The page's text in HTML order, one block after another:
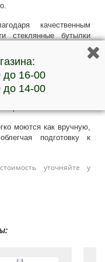
качественным
стеклянные бутылки
объемом 0.7 литра
которое абсолютно
вступает в реакцию с
не выделяет вредных
моются как вручную,
подготовку к
уточняйте у
до 16-00
до 14-00